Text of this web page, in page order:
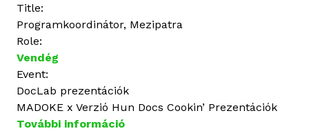
p
l
a
Title:
Programkoordinátor, Mezipatra
Role:
Vendég
Event:
DocLab prezentációk
MADOKE x Verzió Hun Docs Cookin’ Prezentációk
További információ